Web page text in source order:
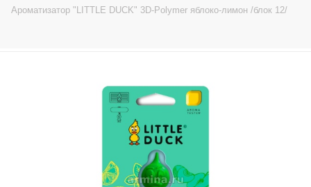
Ароматизатор "LITTLE DUCK" 3D-Polymer яблоко-лимон /блок 12/